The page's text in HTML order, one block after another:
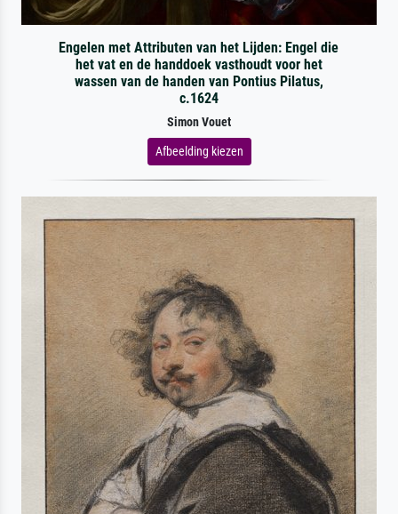
Engelen met Attributen van het Lijden: Engel die
het vat en de handdoek vasthoudt voor het
wassen van de handen van Pontius Pilatus,
c.1624
Simon Vouet
Afbeelding kiezen